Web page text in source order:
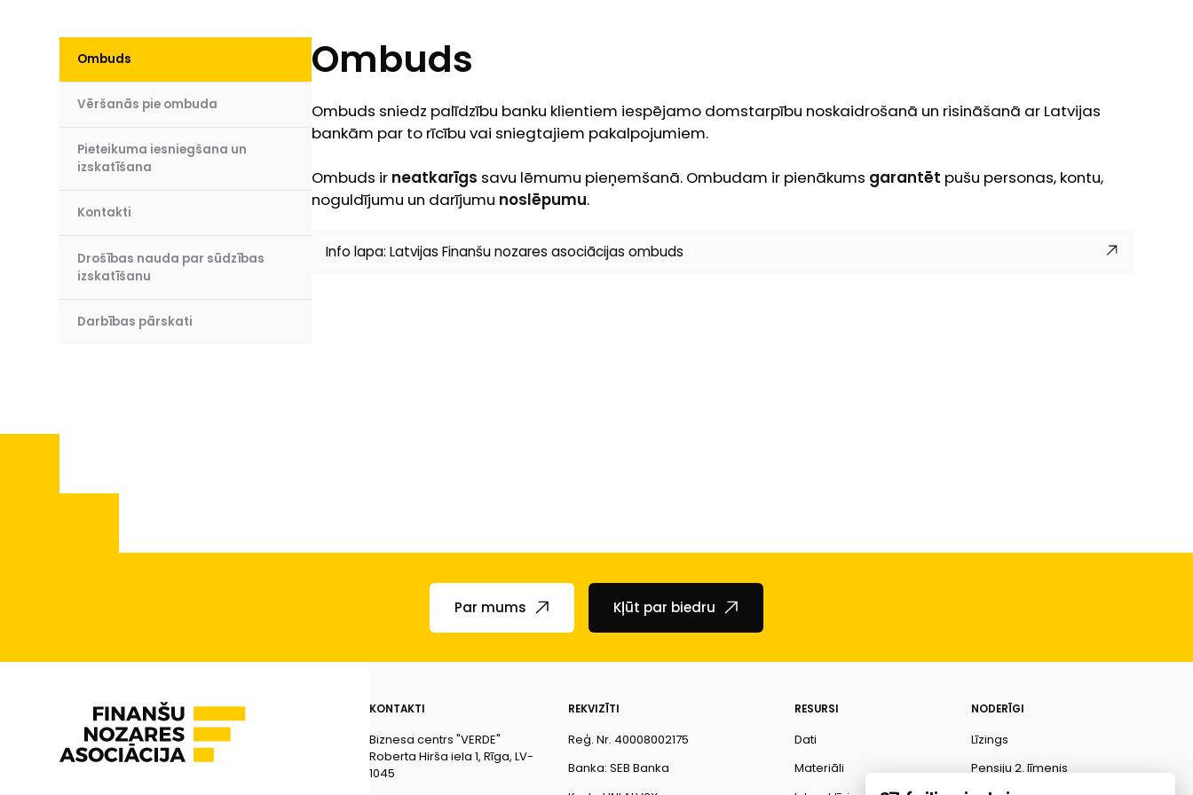
Ombuds
Vēršanās pie ombuda
Pieteikuma iesniegšana un
izskatīšana
Kontakti
Drošības nauda par sūdzības
izskatīšanu
Darbības pārskati
Ombuds
Ombuds sniedz palīdzību banku klientiem iespējamo domstarpību noskaidrošanā un risināšanā ar Latvijas
bankām par to rīcību vai sniegtajiem pakalpojumiem.
Ombuds ir neatkarīgs savu lēmumu pieņemšanā. Ombudam ir pienākums garantēt pušu personas, kontu,
noguldījumu un darījumu noslēpumu.
Info lapa: Latvijas Finanšu nozares asociācijas ombuds
Par mums Kļūt par biedru
KONTAKTI
Biznesa centrs "VERDE"
Roberta Hirša iela 1, Rīga, LV-
1045
REKVIZĪTI
Reģ. Nr. 40008002175
Banka: SEB Banka
RESURSI
Dati
Materiāli
NODERĪGI
Līzings
Pensiju 2. līmenis